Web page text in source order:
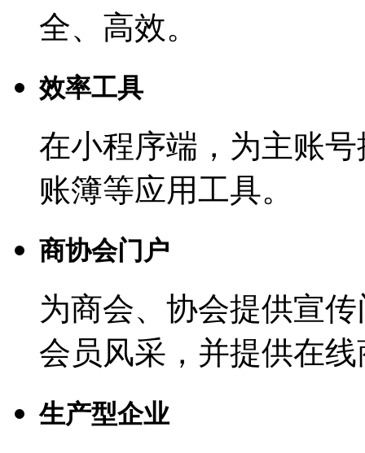
全、高效。
效率工具
在小程序端，为主账
账簿等应用工具。
商协会门户
为商会、协会提供宣
会员风采，并提供在
生产型企业